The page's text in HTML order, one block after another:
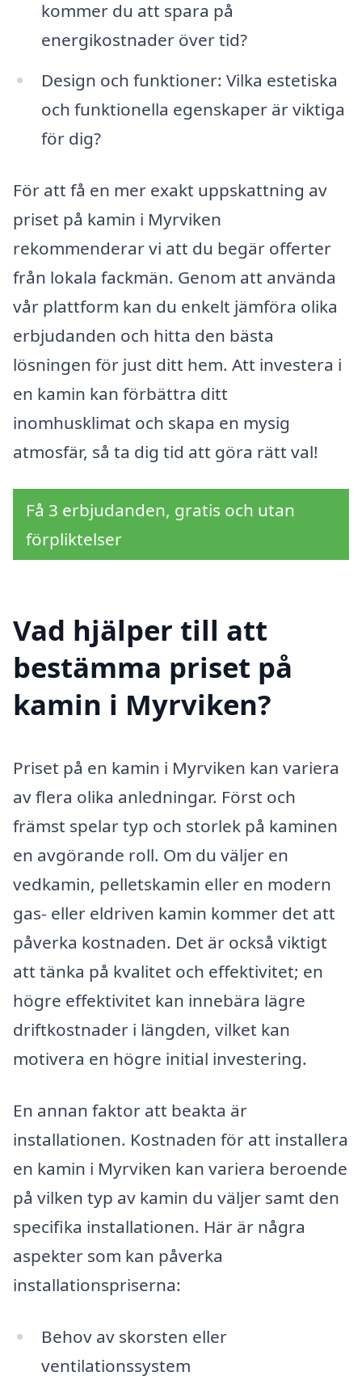
kommer du att spara på
energikostnader över tid?
Design och funktioner: Vilka estetiska
och funktionella egenskaper är viktiga
för dig?
För att få en mer exakt uppskattning av
priset på kamin i Myrviken
rekommenderar vi att du begär offerter
från lokala fackmän. Genom att använda
vår plattform kan du enkelt jämföra olika
erbjudanden och hitta den bästa
lösningen för just ditt hem. Att investera i
en kamin kan förbättra ditt
inomhusklimat och skapa en mysig
atmosfär, så ta dig tid att göra rätt val!
Få 3 erbjudanden, gratis och utan
förpliktelser
Vad hjälper till att
bestämma priset på
kamin i Myrviken?
Priset på en kamin i Myrviken kan variera
av flera olika anledningar. Först och
främst spelar typ och storlek på kaminen
en avgörande roll. Om du väljer en
vedkamin, pelletskamin eller en modern
gas- eller eldriven kamin kommer det att
påverka kostnaden. Det är också viktigt
att tänka på kvalitet och effektivitet; en
högre effektivitet kan innebära lägre
driftkostnader i längden, vilket kan
motivera en högre initial investering.
En annan faktor att beakta är
installationen. Kostnaden för att installera
en kamin i Myrviken kan variera beroende
på vilken typ av kamin du väljer samt den
specifika installationen. Här är några
aspekter som kan påverka
installationspriserna:
Behov av skorsten eller
ventilationssystem